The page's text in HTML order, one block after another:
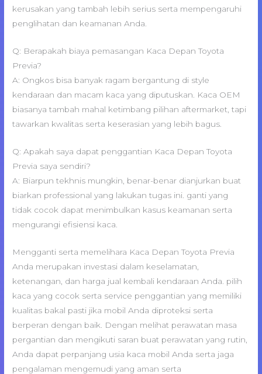
kerusakan yang tambah lebih serius serta mempengaruhi
penglihatan dan keamanan Anda.
Q: Berapakah biaya pemasangan Kaca Depan Toyota
Previa?
A: Ongkos bisa banyak ragam bergantung di style
kendaraan dan macam kaca yang diputuskan. Kaca OEM
biasanya tambah mahal ketimbang pilihan aftermarket, tapi
tawarkan kwalitas serta keserasian yang lebih bagus.
Q: Apakah saya dapat penggantian Kaca Depan Toyota
Previa saya sendiri?
A: Biarpun tekhnis mungkin, benar-benar dianjurkan buat
biarkan professional yang lakukan tugas ini. ganti yang
tidak cocok dapat menimbulkan kasus keamanan serta
mengurangi efisiensi kaca.
Mengganti serta memelihara Kaca Depan Toyota Previa
Anda merupakan investasi dalam keselamatan,
ketenangan, dan harga jual kembali kendaraan Anda. pilih
kaca yang cocok serta service penggantian yang memiliki
kualitas bakal pasti jika mobil Anda diproteksi serta
berperan dengan baik. Dengan melihat perawatan masa
pergantian dan mengikuti saran buat perawatan yang rutin,
Anda dapat perpanjang usia kaca mobil Anda serta jaga
pengalaman mengemudi yang aman serta